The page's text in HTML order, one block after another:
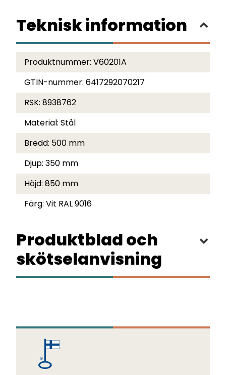
Teknisk information
Produktnummer: V60201A
GTIN-nummer: 6417292070217
RSK: 8938762
Material: Stål
Bredd: 500 mm
Djup: 350 mm
Höjd: 850 mm
Färg: Vit RAL 9016
Produktblad och
skötselanvisning